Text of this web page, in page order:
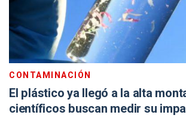
CONTAMINACIÓN
El plástico ya llegó a la alta
científicos buscan medir su